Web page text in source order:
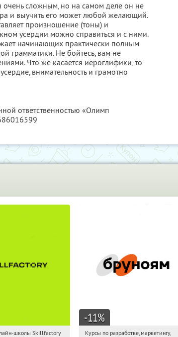
очень сложным, но на самом деле он не
и выучить его может любой желающий.
произношение (тоны) и
усердии можно справиться и с ними.
начинающих практически полным
грамматики. Не бойтесь, вам не
Что же касается иероглифики, то
внимательность и грамотно
ответственностью «Олимп
Получи первым!
школы Skillfactory
-11%
02:22:49
Получи первым!
Курсы по разработке, маркетингу,